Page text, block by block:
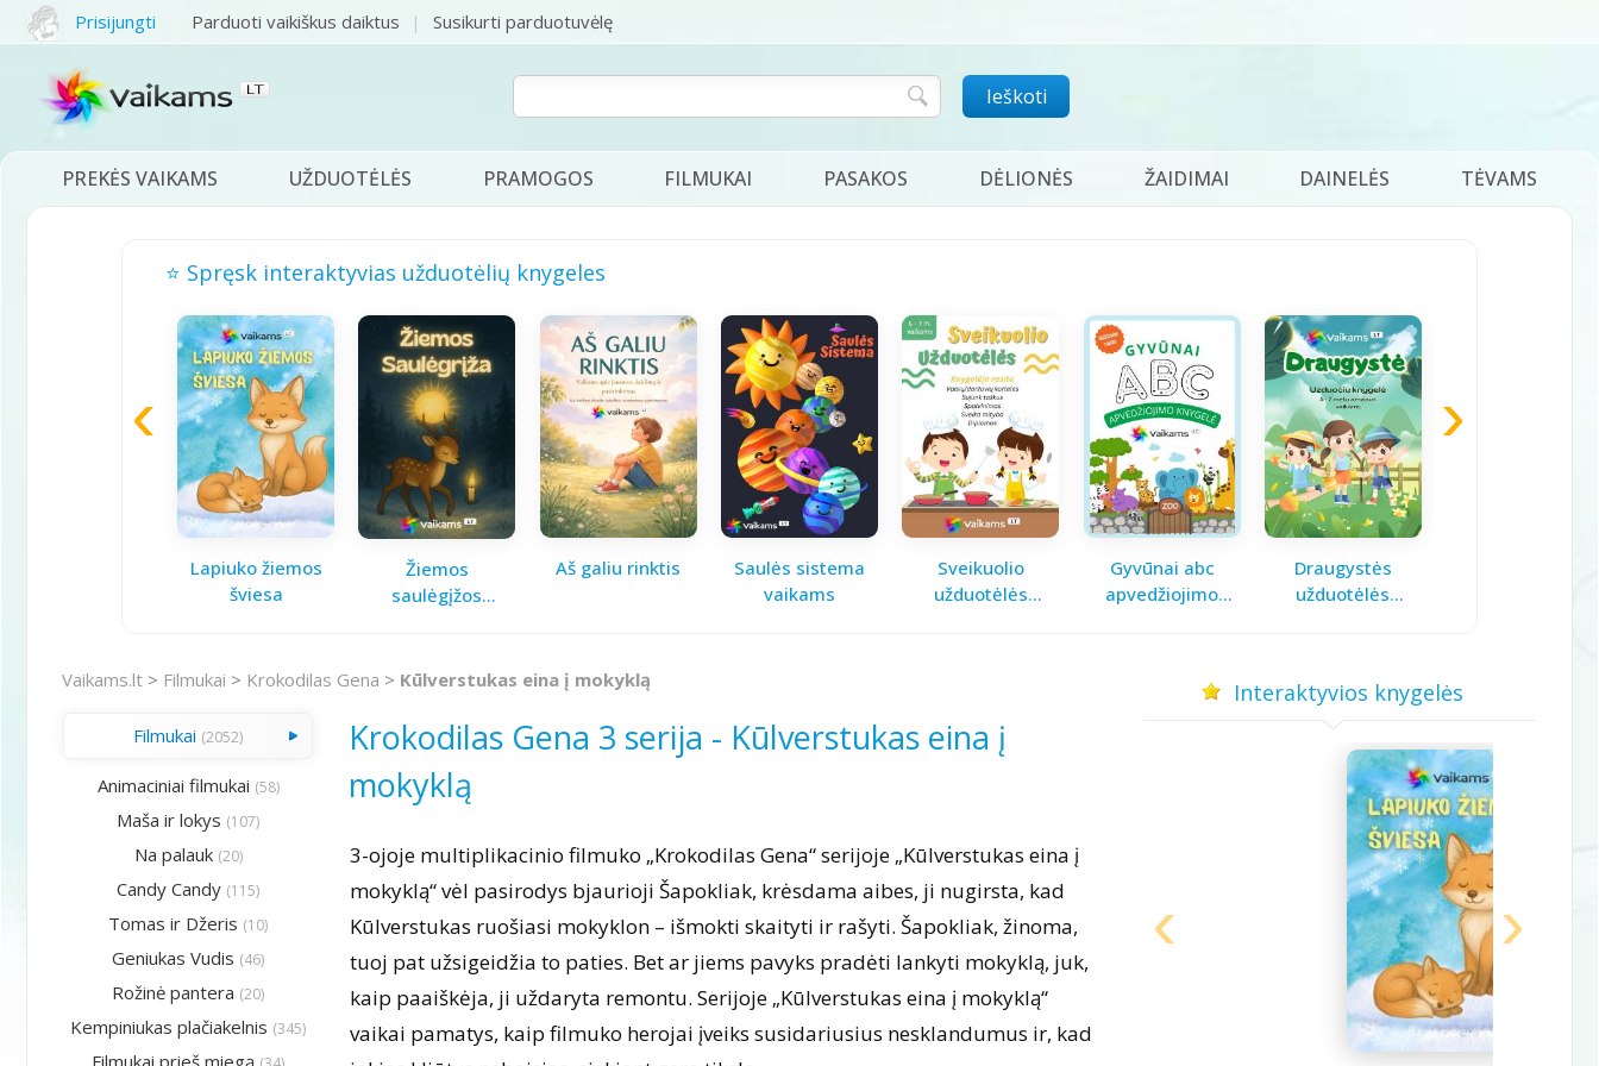
Prisijungti Parduoti vaikiškus daiktus Susikurti parduotuvėlę
Ieškoti
PREKĖS VAIKAMS UŽDUOTĖLĖS PRAMOGOS FILMUKAI PASAKOS DĖLIONĖS ŽAIDIMAI DAINELĖS TĖVAMS
⭐ Spręsk interaktyvias užduotėlių knygeles
Lapiuko žiemos
šviesa
Žiemos
saulėgįžos
Aš galiu rinktis
Saulės sistema
vaikams
Sveikuolio
užduotėlės
Gyvūnai abc
apvedžiojimo
Draugystės
užduotėlės
Vaikams.lt > Filmukai > Krokodilas Gena > Kūlverstukas eina į mokyklą
Filmukai (2052)
Animaciniai filmukai (58)
Maša ir lokys (107)
Na palauk (20)
Candy Candy (115)
Tomas ir Džeris (10)
Geniukas Vudis (46)
Rožinė pantera (20)
Kempiniukas plačiakelnis (345)
Filmukai prieš miegą
Krokodilas Gena 3 serija - Kūlverstukas eina į
mokyklą
3-ojoje multiplikacinio filmuko „Krokodilas Gena“ serijoje „Kūlverstukas eina į
mokyklą“ vėl pasirodys bjaurioji Šapokliak, krėsdama aibes, ji nugirsta, kad
Kūlverstukas ruošiasi mokyklon – išmokti skaityti ir rašyti. Šapokliak, žinoma,
tuoj pat užsigeidžia to paties. Bet ar jiems pavyks pradėti lankyti mokyklą, juk,
kaip paaiškėja, ji uždaryta remontu. Serijoje „Kūlverstukas eina į mokyklą“
vaikai pamatys, kaip filmuko herojai įveiks susidariusius nesklandumus ir, kad
Interaktyvios knygelės